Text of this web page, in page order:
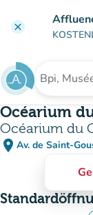
clear
Suche nach
Océarium
Océarium du
place Av. de Saint-